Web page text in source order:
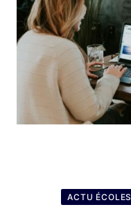
ACTU ÉCOLES